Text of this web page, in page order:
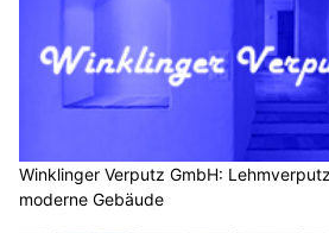
Winklinger Verputz GmbH:
moderne Gebäude